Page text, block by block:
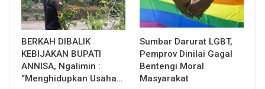
BERKAH DIBALIK
KEBIJAKAN BUPATI
ANNISA, Ngalimin :
“Menghidupkan Usaha…
Sumbar Darurat LGBT,
Pemprov Dinilai Gagal
Bentengi Moral
Masyarakat